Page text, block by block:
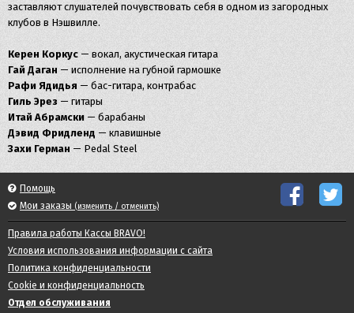
заставляют слушателей почувствовать себя в одном из загородных
клубов в Нэшвилле.
Керен Коркус — вокал, акустическая гитара
Гай Даган — исполнение на губной гармошке
Рафи Ядидья — бас-гитара, контрабас
Гиль Эрез — гитары
Итай Абрамски — барабаны
Дэвид Фридленд — клавишные
Захи Герман — ‎Pedal Steel
Помощь
Мои заказы (изменить / отменить)
Правила работы Кассы BRAVO!
Условия использования информации с сайта
Политика конфиденциальности
Cookie и конфиденциальность
Отдел обслуживания